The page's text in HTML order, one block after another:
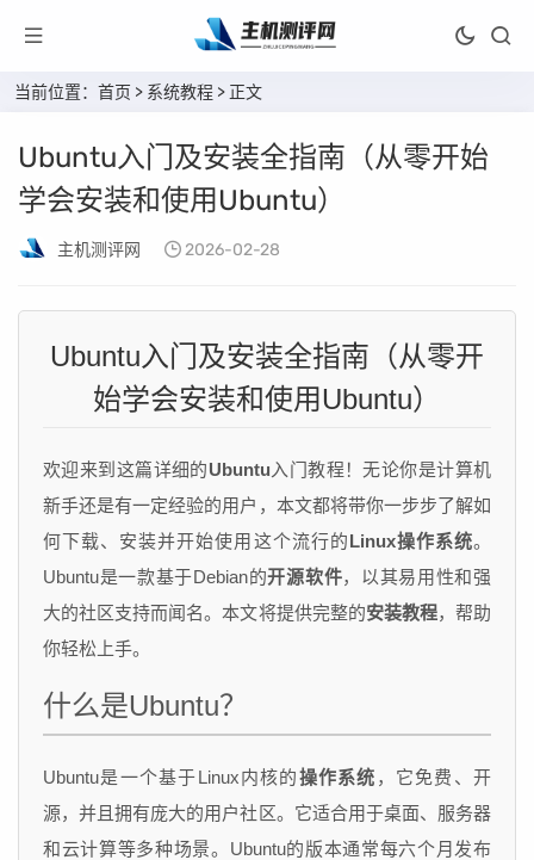
当前位置： 首页 > 系统教程 > 正文
Ubuntu入门及安装全指南（从零开始
学会安装和使用Ubuntu）
主机测评网 2026-02-28
Ubuntu入门及安装全指南（从零开
始学会安装和使用Ubuntu）
欢迎来到这篇详细的Ubuntu 入门教程！无论你是计算机
新手还是有一定经验的用户，本文都将带你一步步了解如
何下载、安装并开始使用这个流行的Linux操作系统。
Ubuntu是一款基于Debian的开源软件，以其易用性和强
大的社区支持而闻名。本文将提供完整的安装教程，帮助
你轻松上手。
什么是Ubuntu？
Ubuntu是一个基于Linux内核的操作系统 ，它免费、开
源，并且拥有庞大的用户社区。它适合用于桌面、服务器
和云计算等多种场景。Ubuntu的版本通常每六个月发布